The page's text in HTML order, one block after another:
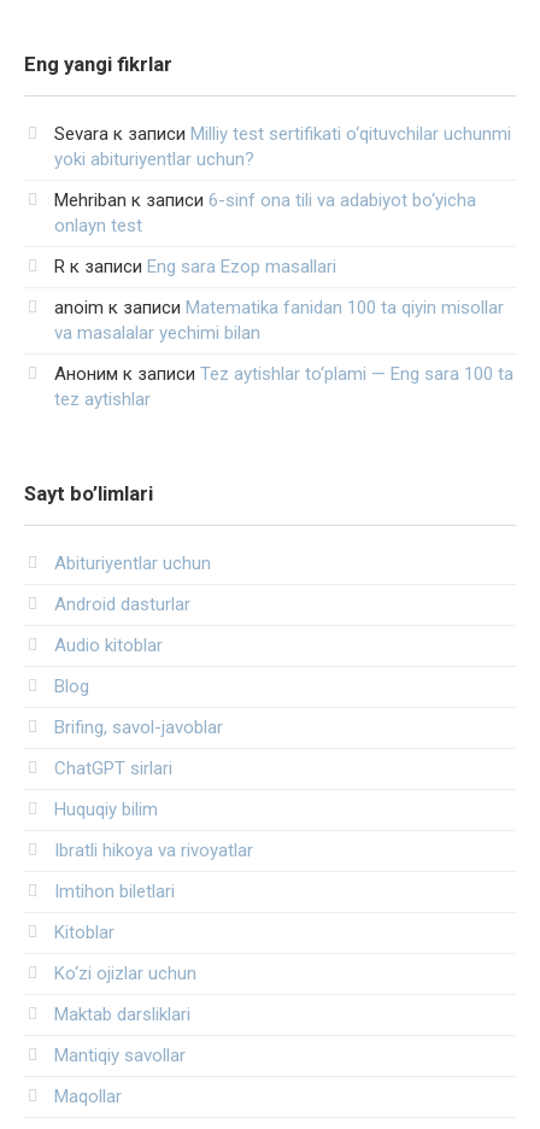
Eng yangi fikrlar
Sevara к записи Milliy test sertifikati o‘qituvchilar uchunmi
yoki abituriyentlar uchun?
Mehriban к записи 6-sinf ona tili va adabiyot bo‘yicha
onlayn test
R к записи Eng sara Ezop masallari
anoim к записи Matematika fanidan 100 ta qiyin misollar
va masalalar yechimi bilan
Аноним к записи Tez aytishlar to‘plami — Eng sara 100 ta
tez aytishlar
Sayt bo’limlari
Abituriyentlar uchun
Android dasturlar
Audio kitoblar
Blog
Brifing, savol-javoblar
ChatGPT sirlari
Huquqiy bilim
Ibratli hikoya va rivoyatlar
Imtihon biletlari
Kitoblar
Ko‘zi ojizlar uchun
Maktab darsliklari
Mantiqiy savollar
Maqollar